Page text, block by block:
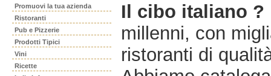
Promuovi la tua azienda
Ristoranti
Pub e Pizzerie
Prodotti Tipici
Vini
Ricette
Il cibo italiano ?
millenni, con
ristoranti di